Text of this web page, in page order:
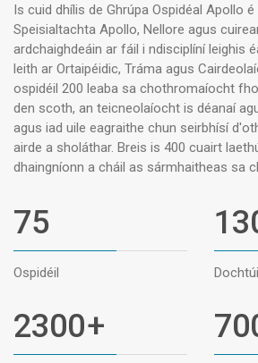
Is cuid dhílis de Ghrúpa Ospidéal Apollo é
Speisialtachta Apollo, Nellore agus
ardchaighdeáin ar fáil i ndisciplíní leighis
leith ar Ortaipéidic, Tráma agus
ospidéil 200 leaba sa chothromaíocht
den scoth, an teicneolaíocht is déanaí
agus iad uile eagraithe chun seirbhísí
airde a sholáthar. Breis is 400 cuairt
dhaingníonn a cháil as sármhaitheas sa
75
Ospidéil
2300+